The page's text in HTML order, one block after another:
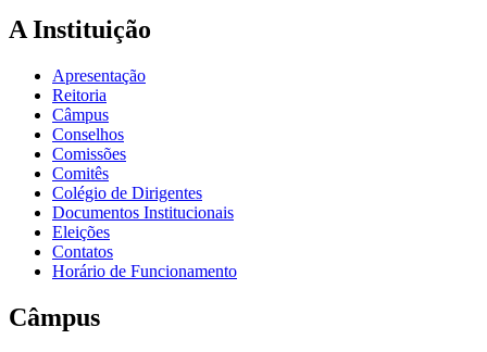
A Instituição
Apresentação
Reitoria
Câmpus
Conselhos
Comissões
Comitês
Colégio de Dirigentes
Documentos Institucionais
Eleições
Contatos
Horário de Funcionamento
Câmpus